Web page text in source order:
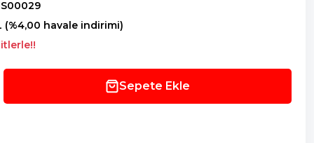
(%4,00 havale indirimi)
Sepete Ekle